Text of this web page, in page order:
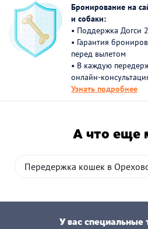
Бронирование на
и собаки:
• Поддержка Догси
• Гарантия
перед вылетом
• В каждую
онлайн-
Узнать подробнее
А что еще
Передержка кошек в
У вас специальные